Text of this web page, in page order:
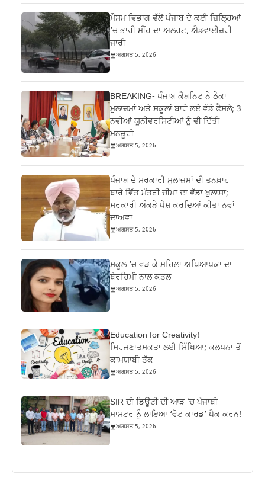
ਮੌਸਮ ਵਿਭਾਗ ਵੱਲੋਂ ਪੰਜਾਬ ਦੇ ਕਈ ਜ਼‍ਿਲ੍ਹਿਆਂ
‘ਚ ਭਾਰੀ ਮੀਂਹ ਦਾ ਅਲਰਟ, ਐਡਵਾਈਜ਼ਰੀ
ਜਾਰੀ
ਅਗਸਤ 5, 2026
BREAKING- ਪੰਜਾਬ ਕੈਬਨਿਟ ਨੇ ਠੇਕਾ
ਮੁਲਾਜ਼ਮਾਂ ਅਤੇ ਸਕੂਲਾਂ ਬਾਰੇ ਲਏ ਵੱਡੇ ਫ਼ੈਸਲੇ; 3
ਨਵੀਆਂ ਯੂਨੀਵਰਸਿਟੀਆਂ ਨੂੰ ਵੀ ਦਿੱਤੀ
ਮਨਜ਼ੂਰੀ
ਅਗਸਤ 5, 2026
ਪੰਜਾਬ ਦੇ ਸਰਕਾਰੀ ਮੁਲਾਜ਼ਮਾਂ ਦੀ ਤਨਖ਼ਾਹ
ਬਾਰੇ ਵਿੱਤ ਮੰਤਰੀ ਚੀਮਾ ਦਾ ਵੱਡਾ ਖੁਲਾਸਾ;
ਸਰਕਾਰੀ ਅੰਕੜੇ ਪੇਸ਼ ਕਰਦਿਆਂ ਕੀਤਾ ਨਵਾਂ
ਦਾਅਵਾ
ਅਗਸਤ 5, 2026
ਸਕੂਲ ‘ਚ ਵੜ ਕੇ ਮਹਿਲਾ ਅਧਿਆਪਕਾ ਦਾ
ਬੇਰਹਿਮੀ ਨਾਲ ਕਤਲ
ਅਗਸਤ 5, 2026
Education for Creativity!
ਸਿਰਜਣਾਤਮਕਤਾ ਲਈ ਸਿੱਖਿਆ; ਕਲਪਨਾ ਤੋਂ
ਕਾਮਯਾਬੀ ਤੱਕ
ਅਗਸਤ 5, 2026
SIR ਦੀ ਡਿਊਟੀ ਦੀ ਆੜ ‘ਚ ਪੰਜਾਬੀ
ਮਾਸਟਰ ਨੂੰ ਲਾਇਆ ‘ਵੋਟ ਕਾਰਡ’ ਪੈਕ ਕਰਨ!
ਅਗਸਤ 5, 2026